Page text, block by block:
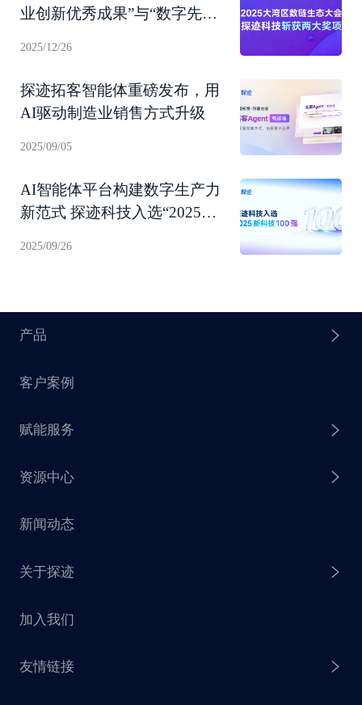
业创新优秀成果”与“数字先锋
2025/12/26
探迹拓客智能体重磅发布，用
AI驱动制造业销售方式升级
2025/09/05
AI智能体平台构建数字生产力
新范式 探迹科技入选“2025新
2025/09/26
产品
探迹 AI Agent
探迹 AI 拓客
探迹 AI 触达
探迹 AI CRM
客户案例
赋能服务
赋能计划
资源中心
销售干货
探迹大数据研究院
新闻动态
关于探迹
企业介绍
联系我们
加入我们
友情链接